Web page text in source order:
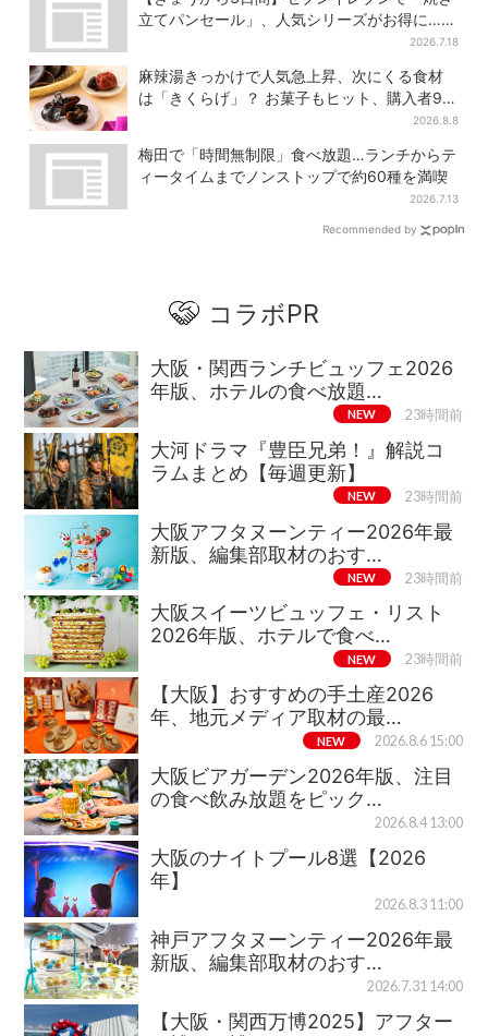
立てパンセール」、人気シリーズがお得に…チ
2026.7.18
麻辣湯きっかけで人気急上昇、次にくる食材
は「きくらげ」？ お菓子もヒット、購入者9割
2026.8.8
梅田で「時間無制限」食べ放題…ランチからテ
ィータイムまでノンストップで約60種を満喫
2026.7.13
Recommended by
コラボPR
大阪・関西ランチビュッフェ2026
年版、ホテルの食べ放題…
NEW 23時間前
大河ドラマ『豊臣兄弟！』解説コ
ラムまとめ【毎週更新】
NEW 23時間前
大阪アフタヌーンティー2026年最
新版、編集部取材のおす…
NEW 23時間前
大阪スイーツビュッフェ・リスト
2026年版、ホテルで食べ…
NEW 23時間前
【大阪】おすすめの手土産2026
年、地元メディア取材の最…
NEW 2026.8.6 15:00
大阪ビアガーデン2026年版、注目
の食べ飲み放題をピック…
2026.8.4 13:00
大阪のナイトプール8選【2026
年】
2026.8.3 11:00
神戸アフタヌーンティー2026年最
新版、編集部取材のおす…
2026.7.31 14:00
【大阪・関西万博2025】アフター